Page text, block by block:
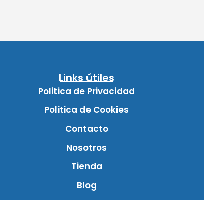
Links útiles
Politica de Privacidad
Politica de Cookies
Contacto
Nosotros
Tienda
Blog